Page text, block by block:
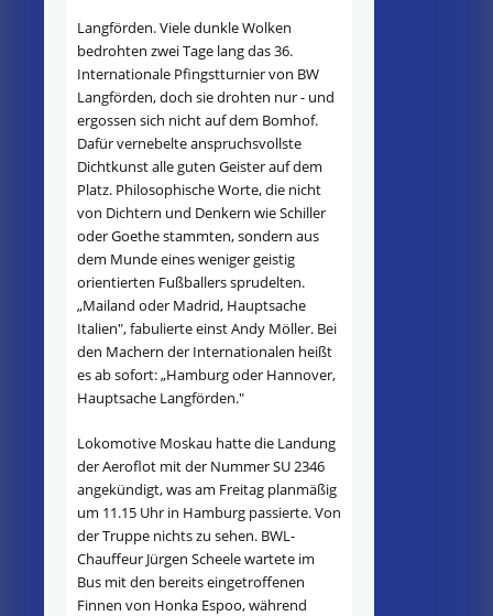
Langförden. Viele dunkle Wolken
bedrohten zwei Tage lang das 36.
Internationale Pfingstturnier von BW
Langförden, doch sie drohten nur - und
ergossen sich nicht auf dem Bomhof.
Dafür vernebelte anspruchsvollste
Dichtkunst alle guten Geister auf dem
Platz. Philosophische Worte, die nicht
von Dichtern und Denkern wie Schiller
oder Goethe stammten, sondern aus
dem Munde eines weniger geistig
orientierten Fußballers sprudelten.
„Mailand oder Madrid, Hauptsache
Italien", fabulierte einst Andy Möller. Bei
den Machern der Internationalen heißt
es ab sofort: „Hamburg oder Hannover,
Hauptsache Langförden."
Lokomotive Moskau hatte die Landung
der Aeroflot mit der Nummer SU 2346
angekündigt, was am Freitag planmäßig
um 11.15 Uhr in Hamburg passierte. Von
der Truppe nichts zu sehen. BWL-
Chauffeur Jürgen Scheele wartete im
Bus mit den bereits eingetroffenen
Finnen von Honka Espoo, während